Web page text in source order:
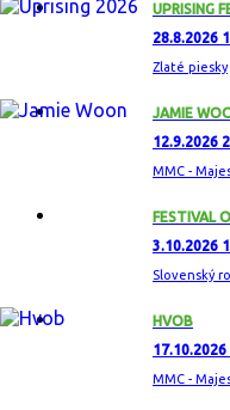
UPRISING
28.8.2026
Zlaté piesky
JAMIE
12.9.2026
MMC -
FESTIVAL
3.10.2026
Slovenský
HVOB
17.10.2026
MMC -